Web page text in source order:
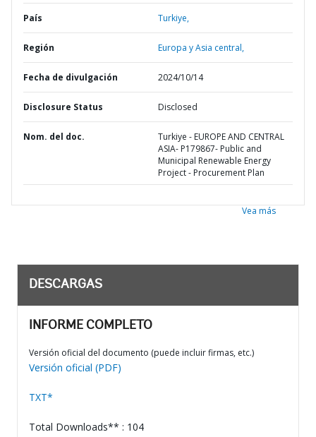
País Turkiye,
Región Europa y Asia central,
Fecha de divulgación 2024/10/14
Disclosure Status Disclosed
Nom. del doc.
Turkiye - EUROPE AND CENTRAL
ASIA- P179867- Public and
Municipal Renewable Energy
Project - Procurement Plan
Vea más
DESCARGAS
INFORME COMPLETO
Versión oficial del documento (puede incluir firmas, etc.)
Versión oficial (PDF)
TXT*
Total Downloads** : 104